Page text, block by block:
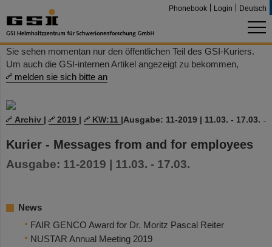
Phonebook Login Deutsch
Sie sehen momentan nur den öffentlichen Teil des GSI-Kuriers.
Um auch die GSI-internen Artikel angezeigt zu bekommen,
melden sie sich bitte an
Archiv | 2019 | KW:11 |Ausgabe: 11-2019 | 11.03. - 17.03.
Kurier - Messages from and for employees
Ausgabe: 11-2019 | 11.03. - 17.03.
News
FAIR GENCO Award for Dr. Moritz Pascal Reiter
NUSTAR Annual Meeting 2019